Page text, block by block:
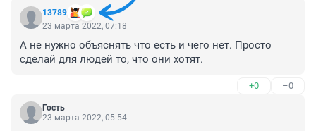
13789
23 марта 2022, 07:18
А не нужно объяснять что есть и чего нет. Просто
сделай для людей то, что они хотят.
+0 –0
Гость
23 марта 2022, 05:54